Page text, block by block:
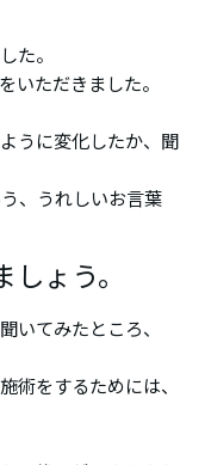
た。
いただきました。
うに変化したか、聞
、うれしいお言葉
ょう。
いてみたところ、
術をするためには、